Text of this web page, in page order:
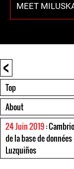
MEET
<
Top
About
24 Juin 2019:
de la base de
Luzquiños